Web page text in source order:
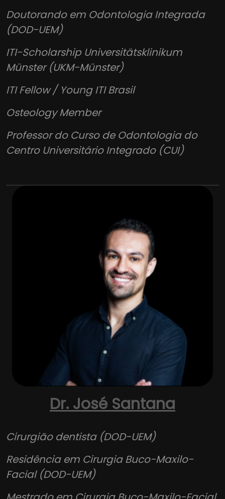
Cirurgia Oral Menor
sua Visão sobre Odontologia
Doutorando em Odontologia Integrada
(DOD-UEM)
ITI-Scholarship Universitätsklinikum
Münster (UKM-Münster)
ITI Fellow / Young ITI Brasil
Osteology Member
Professor do Curso de Odontologia do
Centro Universitário Integrado (CUI)
Dr. José Santana
Cirurgião dentista (DOD-UEM)
Residência em Cirurgia Buco-Maxilo-
Facial (DOD-UEM)